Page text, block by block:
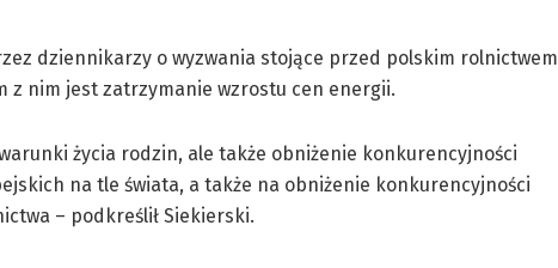
dziennikarzy o wyzwania stojące przed polskim rolnictwem
z nim jest zatrzymanie wzrostu cen energii.
warunki życia rodzin, ale także obniżenie konkurencyjności
na tle świata, a także na obniżenie konkurencyjności
– podkreślił Siekierski.